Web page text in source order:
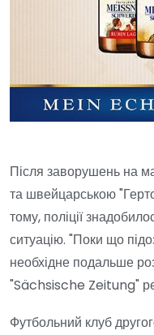
Після заворушень на
та швейцарською
тому, поліції
ситуацію. "Поки що
необхідне подальше
"Sächsische Zeitung"
Футбольний клуб